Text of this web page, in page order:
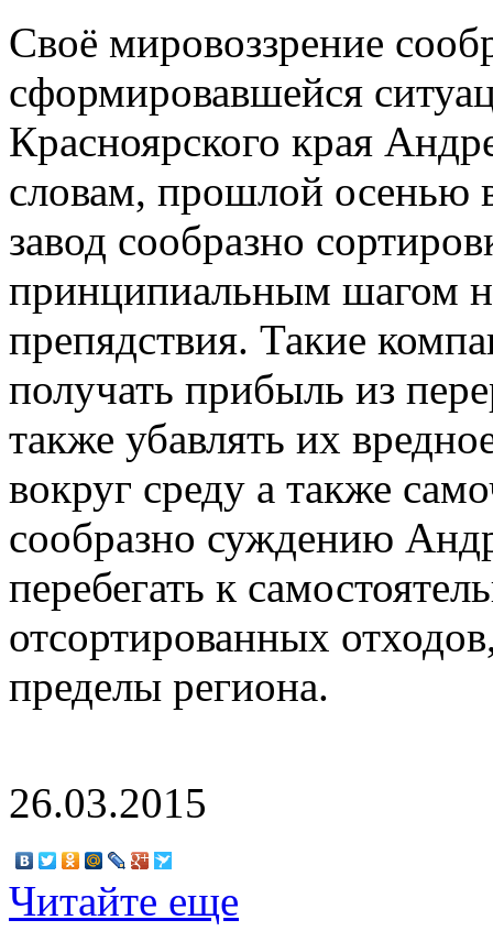
Своё мировоззрение
сформировавшейся
Красноярского края
словам, прошлой осенью
завод сообразно
принципиальным шагом
препядствия. Такие
получать прибыль из
также убавлять их
вокруг среду а также
сообразно суждению
перебегать к
отсортированных
пределы региона.
26.03.2015
Читайте еще